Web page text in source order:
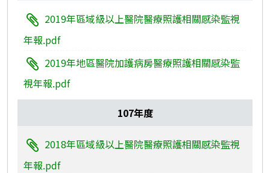
2019年區域級以上醫院醫療照護相關感染監視
年報.pdf
2019年地區醫院加護病房醫療照護相關感染監
視年報.pdf
107年度
2018年區域級以上醫院醫療照護相關感染監視
年報.pdf